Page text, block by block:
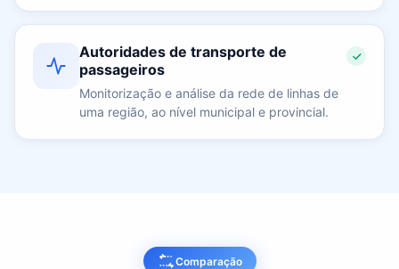
Autoridades de transporte de
passageiros
Monitorização e análise da rede de linhas de
uma região, ao nível municipal e provincial.
Comparação